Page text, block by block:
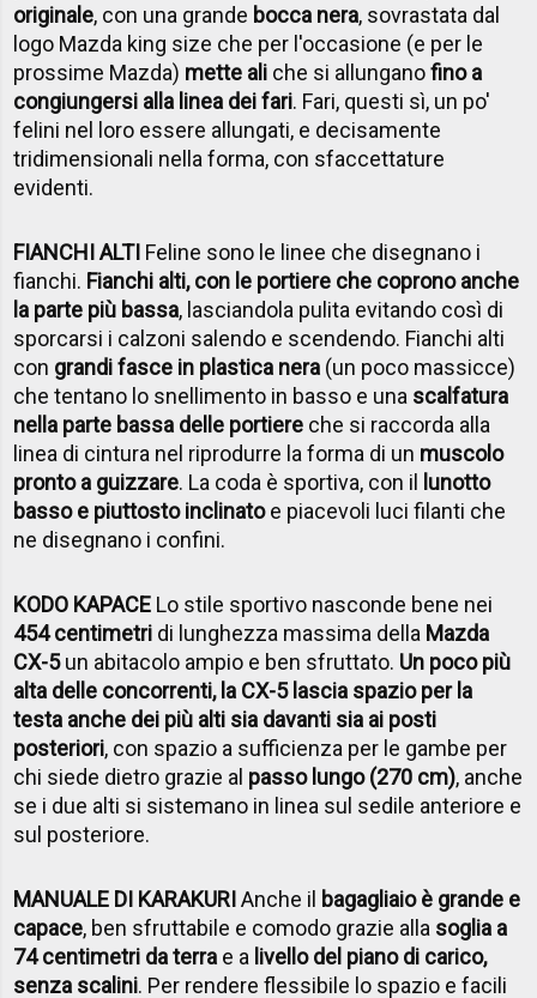
originale, con una grande bocca nera, sovrastata dal
logo Mazda king size che per l'occasione (e per le
prossime Mazda) mette ali che si allunganofino a
congiungersi alla linea dei fari. Fari, questi sì, un po'
felini nel loro essere allungati, e decisamente
tridimensionali nella forma, con sfaccettature
evidenti.
FIANCHI ALTI Feline sono le linee che disegnano i
fianchi. Fianchi alti, con le portiere che coprono anche
la parte più bassa, lasciandola pulita evitando così di
sporcarsi i calzoni salendo e scendendo. Fianchi alti
con grandi fasce in plastica nera (un poco massicce)
che tentano lo snellimento in basso e una scalfatura
nella parte bassa delle portiere che si raccorda alla
linea di cintura nel riprodurre la forma di un muscolo
pronto a guizzare. La coda è sportiva, con il lunotto
basso e piuttosto inclinatoe piacevoli luci filanti che
ne disegnano i confini.
KODO KAPACE Lo stile sportivo nasconde bene nei
454 centimetri di lunghezza massima della Mazda
CX-5un abitacolo ampio e ben sfruttato. Un poco più
alta delle concorrenti, la CX-5 lascia spazio per la
testa anche dei più alti sia davanti sia ai posti
posteriori, con spazio a sufficienza per le gambe per
chi siede dietro grazie al passo lungo (270 cm), anche
se i due alti si sistemano in linea sul sedile anteriore e
sul posteriore.
MANUALE DI KARAKURIAnche il bagagliaio è grande e
capace, ben sfruttabile e comodo grazie alla soglia a
74 centimetri da terra e a livello del piano di carico,
senza scalini. Per rendere flessibile lo spazio e facili